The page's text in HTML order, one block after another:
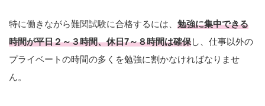
特に働きながら難関試験に合格するには、 勉強に集中できる
時間が平日２～３時間、休日7～８時間は確保し、仕事以外の
プライベートの時間の多くを勉強に割かなければなりませ
ん。